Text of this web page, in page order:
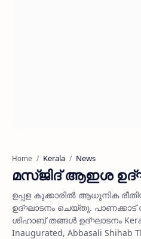
Home Kerala News
മസ്ജിദ് ആഇശ
ഉപ്പള കുക്കാരില്‍ ആധുനിക
ഉദ്ഘാടനം ചെയ്തു.
ശിഹാബ് തങ്ങള്‍ ഉദ്ഘാടനം
Inaugurated, Abbasali Shihab